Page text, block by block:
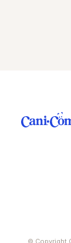
© Copyright